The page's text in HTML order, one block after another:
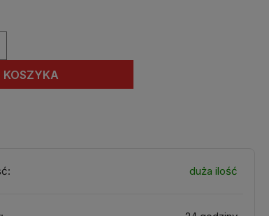
KOSZYKA
duża ilość